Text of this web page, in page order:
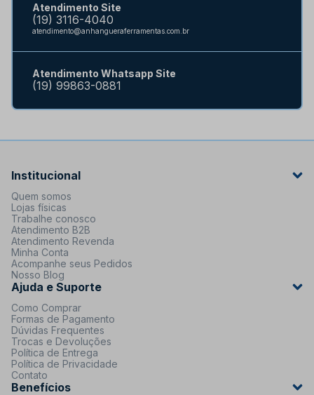
Atendimento Site
(19) 3116-4040
atendimento@anhangueraferramentas.com.br
Atendimento Whatsapp Site
(19) 99863-0881
Institucional
Quem somos
Lojas físicas
Trabalhe conosco
Atendimento B2B
Atendimento Revenda
Minha Conta
Acompanhe seus Pedidos
Nosso Blog
Ajuda e Suporte
Como Comprar
Formas de Pagamento
Dúvidas Frequentes
Trocas e Devoluções
Política de Entrega
Política de Privacidade
Contato
Benefícios